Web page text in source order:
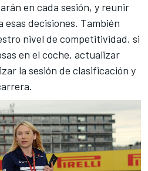
en cada sesión, y reunir
esas decisiones. También
nivel de competitividad, si
en el coche, actualizar
la sesión de clasificación y